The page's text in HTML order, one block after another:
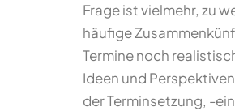
Frage ist vielmehr, zu
häufige
Termine noch
Ideen und
der Terminsetzung, -